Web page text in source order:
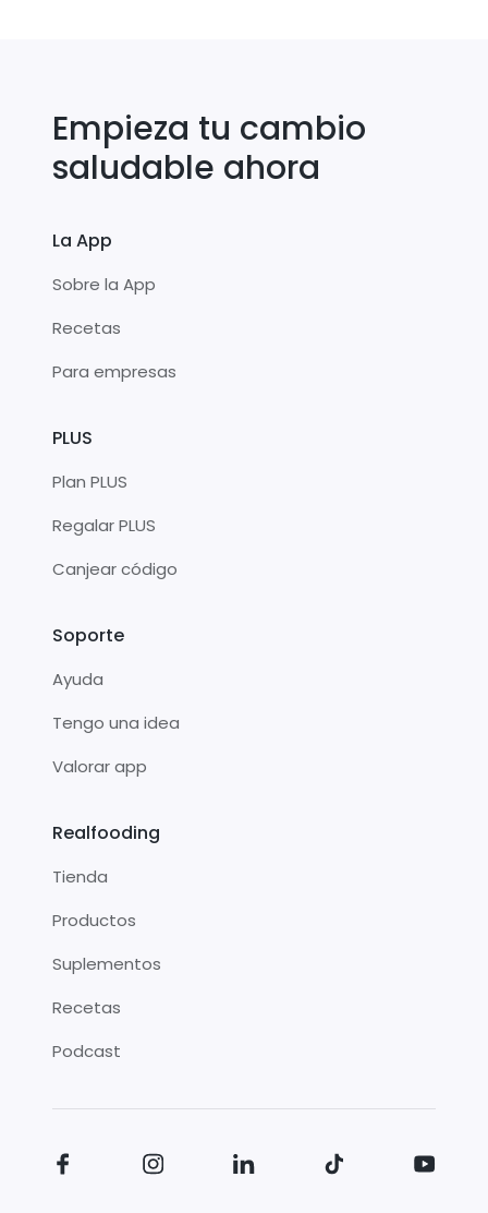
Empieza tu cambio
saludable ahora
La App
Sobre la App
Recetas
Para empresas
PLUS
Plan PLUS
Regalar PLUS
Canjear código
Soporte
Ayuda
Tengo una idea
Valorar app
Realfooding
Tienda
Productos
Suplementos
Recetas
Podcast